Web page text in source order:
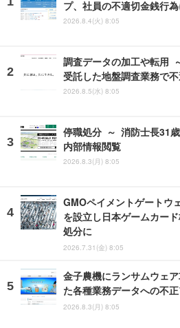
プ、社員の不適切金銭行
2026.8.4(火) 8:05
調査データの加工や転用
受託した地盤調査業務で
2026.8.5(水) 8:05
停職処分 ～ 消防士長31
内部情報閲覧
2026.8.3(月) 8:05
GMOペイメントゲートウ
を設立し日本ゲームカー
処分に
2026.7.31(金) 8:05
金子農機にランサムウェ
た各種業務データへの不
2026.8.3(月) 8:05